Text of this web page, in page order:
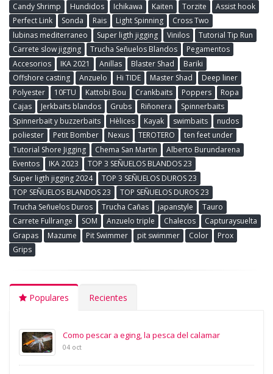
Candy Shrimp
Hundidos Ichikawa Kaiten Torzite
Assist hook
Perfect Link
Sonda Rais Light Spinning
Cross Two
lubinas mediterraneo
Super ligth jigging Vinilos
Tutorial Tip Run
Carrete slow jigging
Trucha Señuelos Blandos
Pegamentos
Accesorios
IKA 2021 Anillas Blaster Shad
Bariki
Offshore casting
Anzuelo Hi TIDE Master Shad
Deep liner
Polyester
10FTU Kattobi Bou Crankbaits Poppers
Ropa
Cajas
Jerkbaits blandos Grubs Riñonera
Spinnerbaits
Spinnerbait y buzzerbaits
Hèlices Kayak swimbaits
nudos
poliester
Petit Bomber Nexus TEROTERO
ten feet under
Tutorial Shore Jigging
Chema San Martin
Alberto Burundarena
Eventos
IKA 2023
TOP 3 SEÑUELOS BLANDOS 23
Super ligth jigging 2024
TOP 3 SEÑUELOS DUROS 23
TOP SEÑUELOS BLANDOS 23
TOP SEÑUELOS DUROS 23
Trucha Señuelos Duros
Trucha Cañas japanstyle
Tauro
Carrete Fullrange
SOM Anzuelo triple Chalecos
Capturaysuelta
Grapas
Mazume Pit Swimmer pit swimmer Color
Prox
Grips
Populares Recientes
Como pescar a eging, la pesca del calamar
04 oct